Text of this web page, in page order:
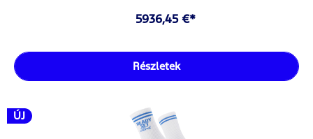
5936,45 €*
Részletek
ÚJ